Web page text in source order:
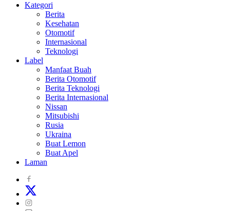
Kategori
Berita
Kesehatan
Otomotif
Internasional
Teknologi
Label
Manfaat Buah
Berita Otomotif
Berita Teknologi
Berita Internasional
Nissan
Mitsubishi
Rusia
Ukraina
Buat Lemon
Buat Apel
Laman